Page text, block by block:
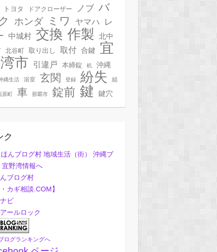
トヨタ ドアクローザー ノブ バ
ホンダ ミワ ヤマハ
レ
中城村 交換 作製
北中
北谷町 取り出し 取付 合鍵
宜
市 引違戸 本締錠 机 沖縄
縄生活 浴室 玄関 登録 紛失 組
原町 車 那覇市 錠前 鍵 鍵穴
ク
ブログ村
カギ相談.COM】
ビ
ールロック
ログランキングへ